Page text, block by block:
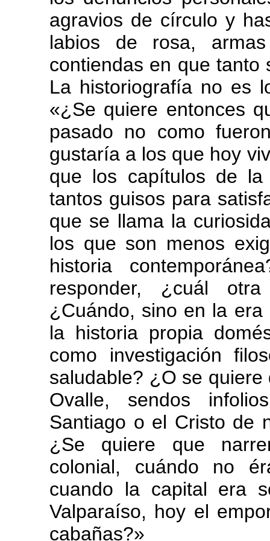
agravios de círculo y
labios de rosa,
contiendas en que tanto
La historiografía no es
«¿Se quiere entonces
pasado no como
gustaría a los que hoy
que los capítulos de
tantos guisos para
que se llama la
los que son menos
historia
responder, ¿cuál
¿Cuándo, sino en la
la historia propia
como investigación
saludable? ¿O se
Ovalle, sendos
Santiago o el Cristo de
¿Se quiere que
colonial, cuándo no
cuando la capital era
Valparaíso, hoy el
cabañas?»